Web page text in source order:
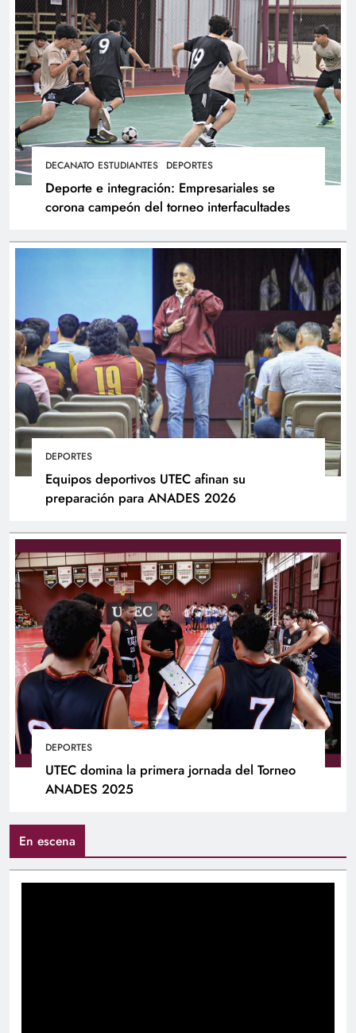
DECANATO ESTUDIANTES DEPORTES
Deporte e integración: Empresariales se
corona campeón del torneo interfacultades
DEPORTES
Equipos deportivos UTEC afinan su
preparación para ANADES 2026
DEPORTES
UTEC domina la primera jornada del Torneo
ANADES 2025
En escena